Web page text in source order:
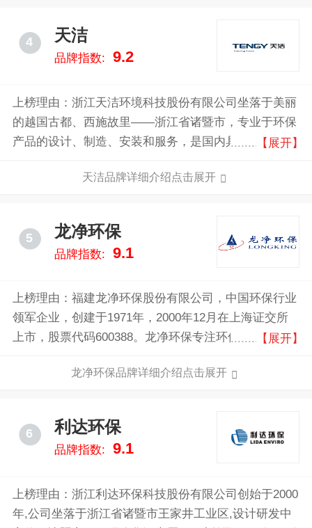
4 天洁
品牌指数: 9.2
上榜理由：浙江天洁环境科技股份有限公司坐落于美丽
的越国古都、西施故里——浙江省诸暨市，专业于环保
产品的设计、制造、安装和服务，是国内具规模和实力
系统专业化生产厂家之一。
【展开】
天洁品牌详细介绍点击展开
5 龙净环保
品牌指数: 9.1
上榜理由：福建龙净环保股份有限公司，中国环保行业
领军企业，创建于1971年，2000年12月在上海证交所
上市，股票代码600388。龙净环保专注环保领域研发及
统解决方案，业务涵盖大气污染治理、水污染治理、固
国34 个省、市、自治区，并出口欧洲、亚洲、非洲、
南美洲等四十多个国家和地区。现位列“中国大气污染
治理服务企业20强”首位、中国环境企业50强第8位。
【展开】
龙净环保品牌详细介绍点击展开
6 利达环保
品牌指数: 9.1
上榜理由：浙江利达环保科技股份有限公司创始于2000
年,公司坐落于浙江省诸暨市王家井工业区,设计研发中